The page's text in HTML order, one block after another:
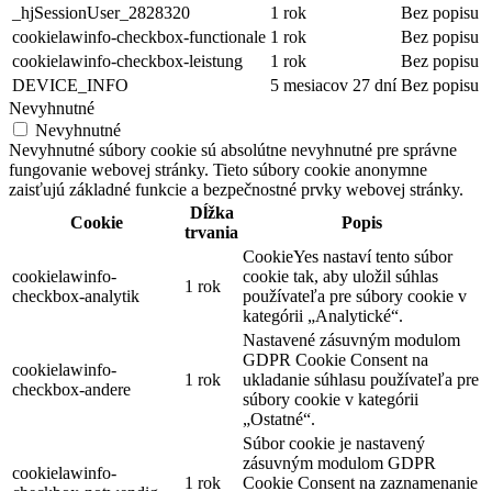
_hjSessionUser_2828320
1 rok
Bez popisu
cookielawinfo-checkbox-functionale 1 rok
Bez popisu
cookielawinfo-checkbox-leistung
1 rok
Bez popisu
DEVICE_INFO
5 mesiacov 27 dní Bez popisu
Nevyhnutné
Nevyhnutné
Nevyhnutné súbory cookie sú absolútne nevyhnutné pre správne
fungovanie webovej stránky. Tieto súbory cookie anonymne
zaisťujú základné funkcie a bezpečnostné prvky webovej stránky.
Cookie
Dĺžka
trvania
Popis
cookielawinfo-
checkbox-analytik
1 rok
CookieYes nastaví tento súbor
cookie tak, aby uložil súhlas
používateľa pre súbory cookie v
kategórii „Analytické“.
cookielawinfo-
checkbox-andere
1 rok
Nastavené zásuvným modulom
GDPR Cookie Consent na
ukladanie súhlasu používateľa pre
súbory cookie v kategórii
„Ostatné“.
cookielawinfo-
1 rok
Súbor cookie je nastavený
zásuvným modulom GDPR
Cookie Consent na zaznamenanie